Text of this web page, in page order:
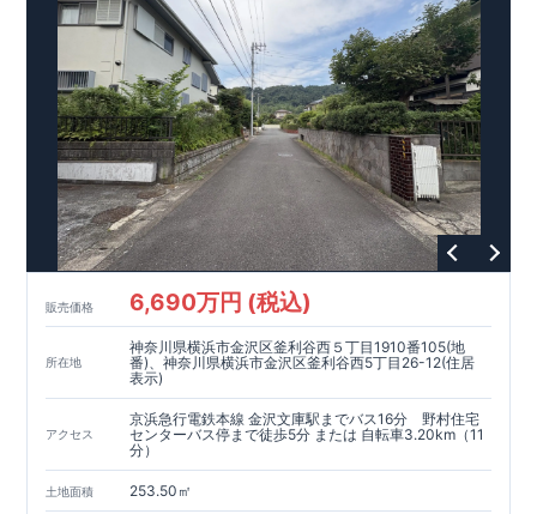
販売価格 6,690万円 (税込)
所在地
神奈川県横浜市金沢区釜利谷西５丁目1910番105(地
番)、神奈川県横浜市金沢区釜利谷西5丁目26-12(住居
表示)
アクセス
京浜急行電鉄本線 金沢文庫駅までバス16分 野村住宅
センターバス停まで徒歩5分 または 自転車3.20km（11
分）
土地面積 253.50㎡